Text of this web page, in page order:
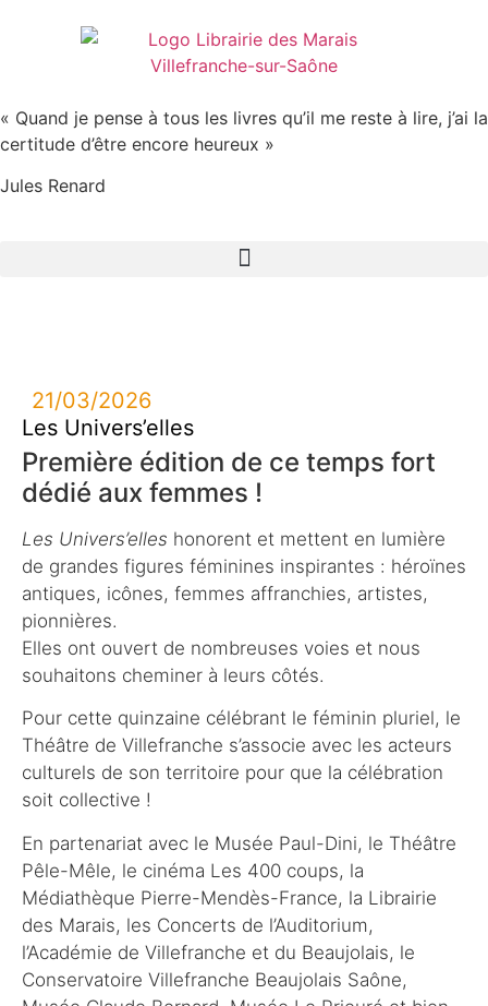
« Quand je pense à tous les livres qu’il me reste à lire, j’ai la
certitude d’être encore heureux »
Jules Renard
21/03/2026
Les Univers’elles
Première édition de ce temps fort
dédié aux femmes !
Les Univers’elles honorent et mettent en lumière
de grandes figures féminines inspirantes : héroïnes
antiques, icônes, femmes affranchies, artistes,
pionnières.
Elles ont ouvert de nombreuses voies et nous
souhaitons cheminer à leurs côtés.
Pour cette quinzaine célébrant le féminin pluriel, le
Théâtre de Villefranche s’associe avec les acteurs
culturels de son territoire pour que la célébration
soit collective !
En partenariat avec le Musée Paul-Dini, le Théâtre
Pêle-Mêle, le cinéma Les 400 coups, la
Médiathèque Pierre-Mendès-France, la Librairie
des Marais, les Concerts de l’Auditorium,
l’Académie de Villefranche et du Beaujolais, le
Conservatoire Villefranche Beaujolais Saône,